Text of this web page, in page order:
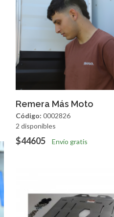
Agregar
Remera Más Moto
Código: 0002826
2 disponibles
$44605 Envío gratis